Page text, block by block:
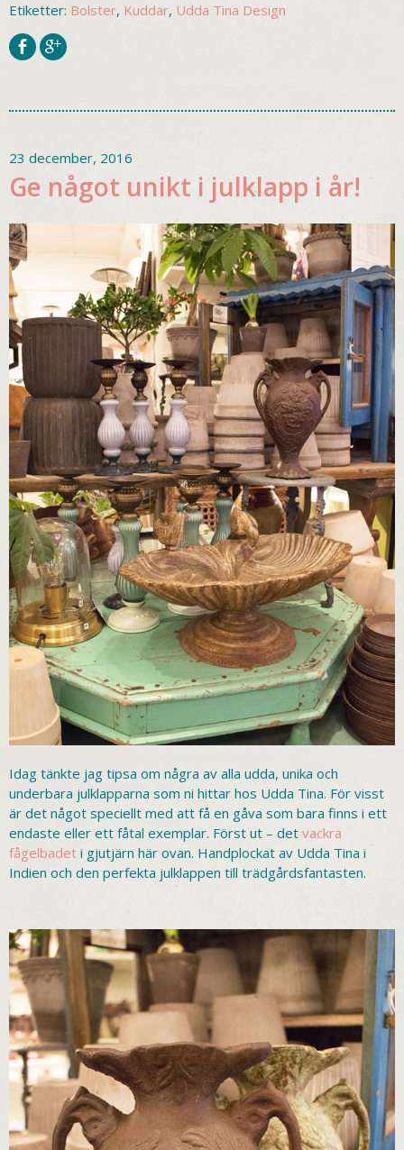
Etiketter: Bolster, Kuddar, Udda Tina Design
23 december, 2016
Ge något unikt i julklapp i år!
Idag tänkte jag tipsa om några av alla udda, unika och
underbara julklapparna som ni hittar hos Udda Tina. För visst
är det något speciellt med att få en gåva som bara finns i ett
endaste eller ett fåtal exemplar. Först ut – det vackra
fågelbadet i gjutjärn här ovan. Handplockat av Udda Tina i
Indien och den perfekta julklappen till trädgårdsfantasten.